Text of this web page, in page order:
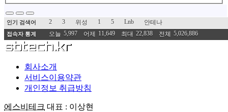
인기 검색어 2 3 위성 1 5 Lnb 안테나
접속자 통계 오늘 5,997 어제 11,649 최대 22,838 전체 5,026,886
회사소개
서비스이용약관
개인정보 취급방침
에스비테크 대표 : 이상현